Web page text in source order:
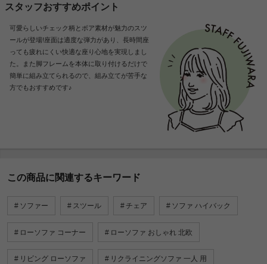
スタッフおすすめポイント
可愛らしいチェック柄とボア素材が魅力のスツ
ールが登場!座面は適度な弾力があり、長時間座
っても疲れにくい快適な座り心地を実現しまし
た。また脚フレームを本体に取り付けるだけで
簡単に組み立てられるので、組み立てが苦手な
方でもおすすめです♪
この商品に関連するキーワード
ソファー スツール チェア ソファ ハイバック
ローソファ コーナー ローソファ おしゃれ 北欧
リビング ローソファ リクライニングソファ 一人 用